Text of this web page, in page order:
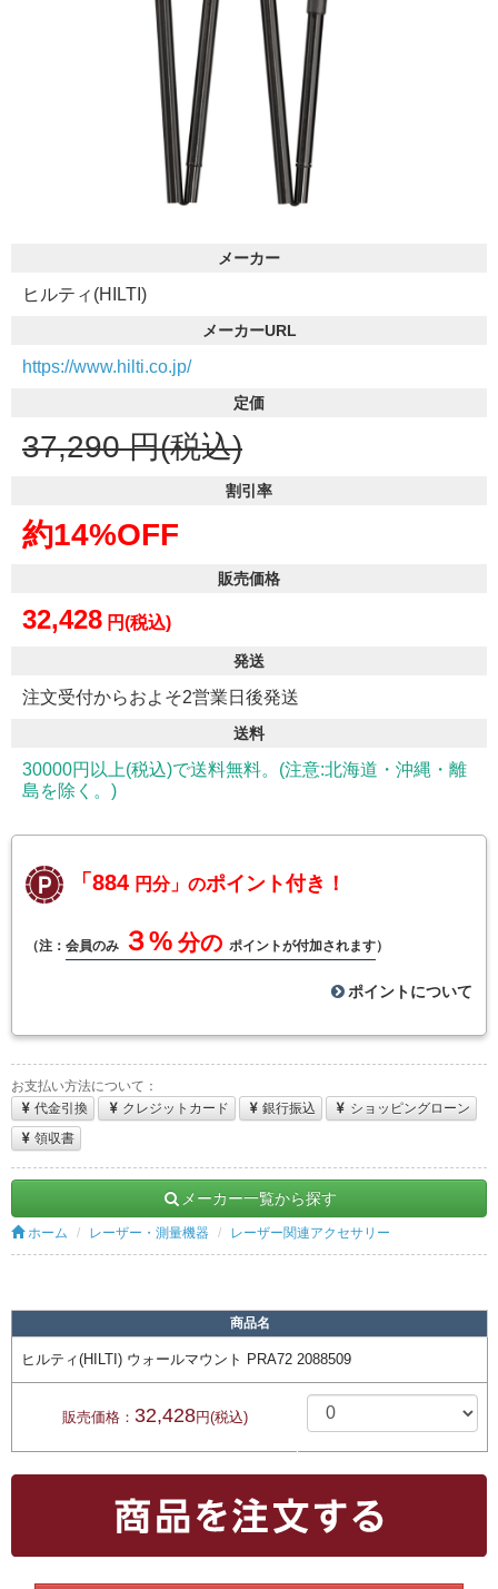
メーカー
ヒルティ(HILTI)
メーカーURL
https://www.hilti.co.jp/
定価
37,290 円(税込)
割引率
約14%OFF
販売価格
32,428 円(税込)
発送
注文受付からおよそ2営業日後発送
送料
30000円以上(税込)で送料無料。(注意:北海道・沖縄・離
島を除く。)
「884 円分」のポイント付き！
（注： 会員のみ ３% 分の ポイントが付加されます）
ポイントについて
お支払い方法について：
代金引換
クレジットカード 銀行振込
ショッピングローン
領収書
メーカー一覧から探す
ホーム レーザー・測量機器 レーザー関連アクセサリー
商品名
ヒルティ(HILTI) ウォールマウント PRA72 2088509
販売価格： 32,428円(税込)